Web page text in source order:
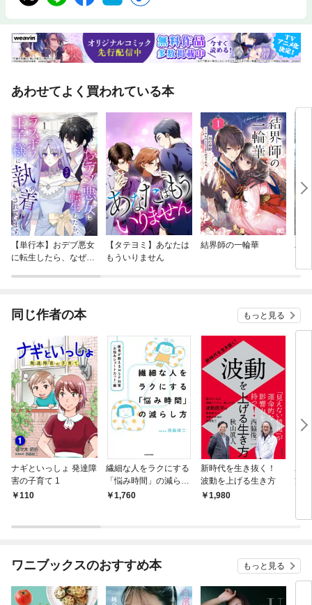
あわせてよく買われている本
【単行本】おデブ悪女
に転生したら、なぜか
【タテヨミ】あなたは
もういりません
結界師の一輪華
バ
今
同じ作者の本 もっと見る
ナギといっしょ 発達障
害の子育て 1
110
繊細な人をラクにする
「悩み時間」の減らし
方 医者が教えるHSP
1,760
新時代を生き抜く！
波動を上げる生き方
1,980
ユ
方
て
ワニブックスのおすすめ本 もっと見る